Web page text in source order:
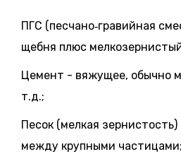
ПГС (песчано‑гравийная
щебня плюс
Цемент - вяжущее, обычно
т.д.;
Песок (мелкая
между крупными частицами;